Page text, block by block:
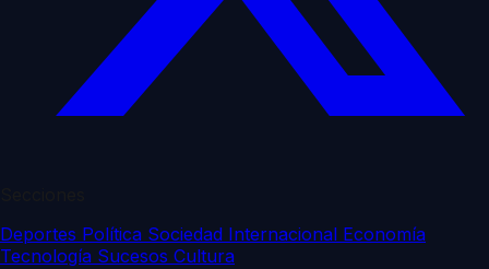
Deportes Política Sociedad Internacional Economía
Tecnología Sucesos Cultura